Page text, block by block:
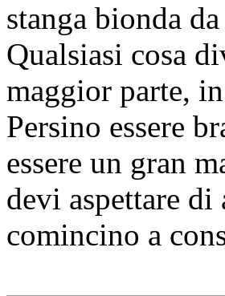
stanga bionda
Qualsiasi cosa
maggior parte,
Persino essere
essere un gran
devi aspettare
comincino a